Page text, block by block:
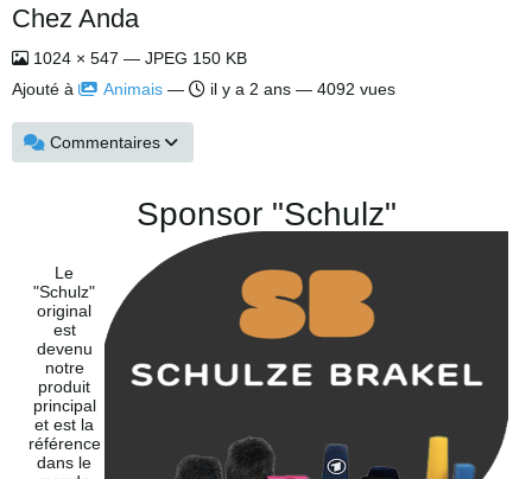
Chez Anda
1024 × 547 — JPEG 150 KB
Ajouté à
Animais — il y a 2 ans — 4092 vues
Commentaires
Sponsor "Schulz"
Le
"Schulz"
original
est
devenu
notre
produit
principal
et est la
référence
dans le